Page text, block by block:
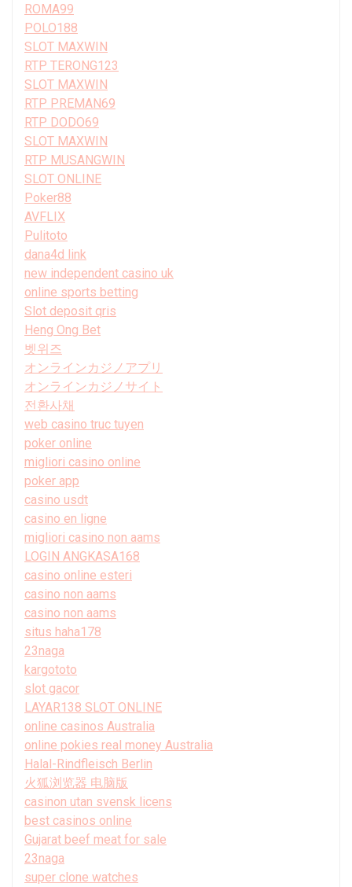
ROMA99
POLO188
SLOT MAXWIN
RTP TERONG123
SLOT MAXWIN
RTP PREMAN69
RTP DODO69
SLOT MAXWIN
RTP MUSANGWIN
SLOT ONLINE
Poker88
AVFLIX
Pulitoto
dana4d link
new independent casino uk
online sports betting
Slot deposit qris
Heng Ong Bet
벳위즈
オンラインカジノアプリ
オンラインカジノサイト
전환사채
web casino truc tuyen
poker online
migliori casino online
poker app
casino usdt
casino en ligne
migliori casino non aams
LOGIN ANGKASA168
casino online esteri
casino non aams
casino non aams
situs haha178
23naga
kargototo
slot gacor
LAYAR138 SLOT ONLINE
online casinos Australia
online pokies real money Australia
Halal-Rindfleisch Berlin
火狐浏览器 电脑版
casinon utan svensk licens
best casinos online
Gujarat beef meat for sale
23naga
super clone watches